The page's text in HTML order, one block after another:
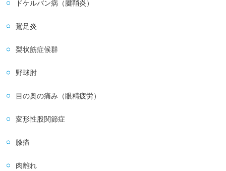
ドケルバン病（腱鞘炎）
鵞足炎
梨状筋症候群
野球肘
目の奥の痛み（眼精疲労）
変形性股関節症
膝痛
肉離れ